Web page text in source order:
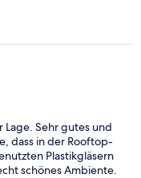
Sehr gutes und
dass in der Rooftop-
Plastikgläsern
schönes Ambiente.